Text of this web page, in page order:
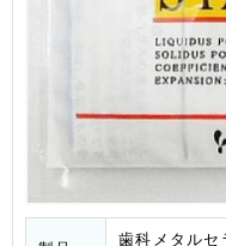
歯科メタルセ